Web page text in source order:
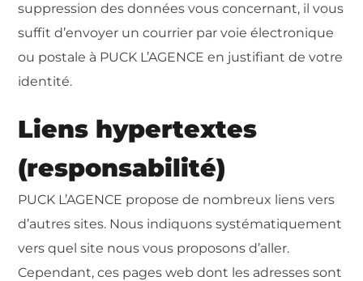
suppression des données vous concernant, il vous
suffit d’envoyer un courrier par voie électronique
ou postale à PUCK L’AGENCE en justifiant de votre
identité.
Liens hypertextes
(responsabilité)
PUCK L’AGENCE propose de nombreux liens vers
d’autres sites. Nous indiquons systématiquement
vers quel site nous vous proposons d’aller.
Cependant, ces pages web dont les adresses sont